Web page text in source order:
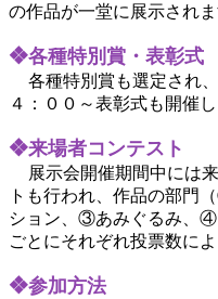
の作品が一堂に展示されま
❖各種特別賞・表彰式
各種特別賞も選定され
４：００～表彰式も開催し
❖来場者コンテスト
展示会開催期間中には
トも行われ、作品の部門
ション、③あみぐるみ、④
ごとにそれぞれ投票数に
❖参加方法